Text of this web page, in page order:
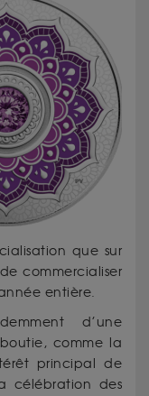
que sur
commercialiser
entière.
d’une
comme la
principal de
célébration des